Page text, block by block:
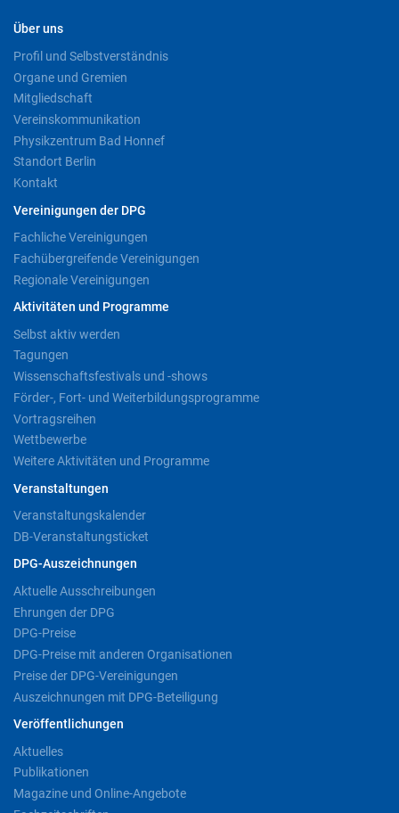
Über uns
Profil und Selbstverständnis
Organe und Gremien
Mitgliedschaft
Vereinskommunikation
Physikzentrum Bad Honnef
Standort Berlin
Kontakt
Vereinigungen der DPG
Fachliche Vereinigungen
Fachübergreifende Vereinigungen
Regionale Vereinigungen
Aktivitäten und Programme
Selbst aktiv werden
Tagungen
Wissenschaftsfestivals und -shows
Förder-, Fort- und Weiterbildungsprogramme
Vortragsreihen
Wettbewerbe
Weitere Aktivitäten und Programme
Veranstaltungen
Veranstaltungskalender
DB-Veranstaltungsticket
DPG-Auszeichnungen
Aktuelle Ausschreibungen
Ehrungen der DPG
DPG-Preise
DPG-Preise mit anderen Organisationen
Preise der DPG-Vereinigungen
Auszeichnungen mit DPG-Beteiligung
Veröffentlichungen
Aktuelles
Publikationen
Magazine und Online-Angebote